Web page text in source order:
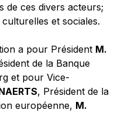
de ces divers acteurs;
et sociales.
a pour Président M.
de la Banque
et pour Vice-
, Président de la
européenne, M.